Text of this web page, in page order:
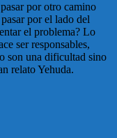
por otro camino
por el lado del
el problema? Lo
ser responsables,
son una dificultad sino
relato Yehuda.